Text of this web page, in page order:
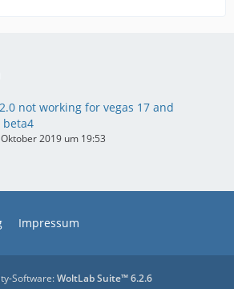
not working for vegas 17 and
beta4
2019 um 19:53
Impressum
Software:WoltLab Suite™ 6.2.6